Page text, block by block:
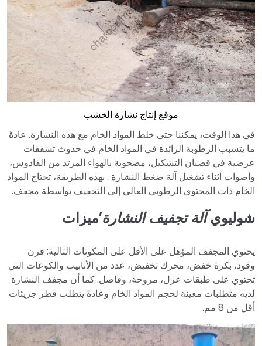
موقع إنتاج نشارة الخشب
في هذا الوقت، يمكننا حتى خلط المواد الخام مع هذه النشارة. عادةً
ما يتسبب الرطوبة الزائدة في المواد الخام في حدوث تشققات
عرضية في قضبان التشكيل، مصحوبة بالهواء المرتد من القادوس،
وأصوات أثناء تشغيل آلة ضغط النشارة . بهذه الطريقة، تحتاج المواد
الخام ذات المحتوى الرطوبي العالي إلى التجفيف بواسطة مجفف.
شوليويآلة تجفيف النشارة’ميزات
يحتوي المجفف المؤهل على الأقل على المكونات التالية: فرن
وقود، بكرة خفض، محرك تخفيض، عدد من الأنابيب والكوعات التي
تحتوي على طبقات عزل، مروحة، وفاصل. كما أن مجفف النشارة
لديه متطلبات معينة لحجم المواد الخام وعادةً يتطلب قطر جزيئات
أقل من 8 مم.